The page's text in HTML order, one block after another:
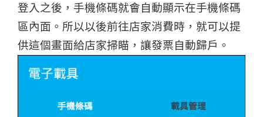
登入之後，手機條碼就會自動顯示在手機條碼
區內面。所以以後前往店家消費時，就可以提
供這個畫面給店家掃瞄，讓發票自動歸戶。